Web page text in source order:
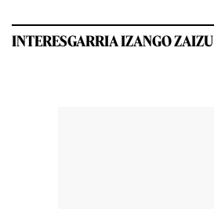
INTERESGARRIA IZANGO ZAIZU